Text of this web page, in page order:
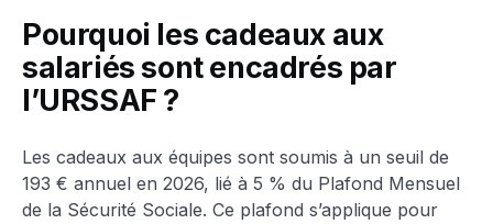
Pourquoi les cadeaux aux
salariés sont encadrés par
l’URSSAF ?
Les cadeaux aux équipes sont soumis à un seuil de
193 € annuel en 2026, lié à 5 % du Plafond Mensuel
de la Sécurité Sociale. Ce plafond s’applique pour